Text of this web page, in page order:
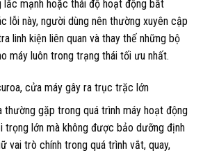
lắc mạnh hoặc thái độ hoạt động bất
lỗi này, người dùng nên thường xuyên cập
linh kiện liên quan và thay thế những bộ
máy luôn trong trạng thái tối ưu nhất.
cửa máy gây ra trục trặc lớn
thường gặp trong quá trình máy hoạt động
trọng lớn mà không được bảo dưỡng định
vai trò chính trong quá trình vắt, quay,